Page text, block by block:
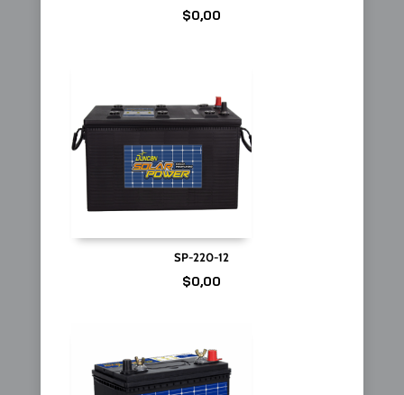
$0,00
SP-220-12
$0,00